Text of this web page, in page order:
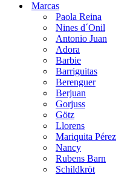
Marcas
Paola Reina
Nines d´Onil
Antonio Juan
Adora
Barbie
Barriguitas
Berenguer
Berjuan
Gorjuss
Götz
Llorens
Mariquita Pérez
Nancy
Rubens Barn
Schildkröt